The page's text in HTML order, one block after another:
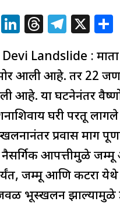
W Li
k
e
dI
n
T
re
a
d
s
T
e
g
ra
m
X
Landslide :
आली आहे. तर 22
आहे. या घटनेनंतर वैष्णो
घरी परतू
प्रवास मार्ग
आपत्तीमुळे
जम्मू आणि कटरा येथे
भूस्खलन झाल्यामुळे